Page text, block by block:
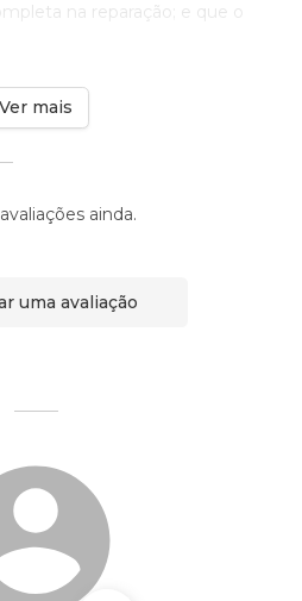
na reparação; e que o
Ver mais
ainda.
uma avaliação